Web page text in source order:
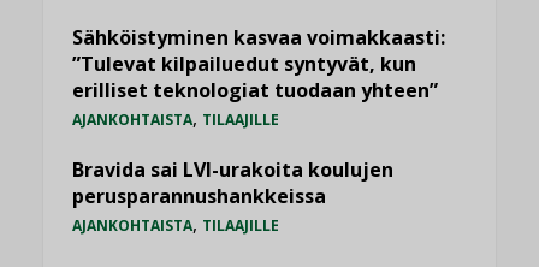
Sähköistyminen kasvaa voimakkaasti:
”Tulevat kilpailuedut syntyvät, kun
erilliset teknologiat tuodaan yhteen”
AJANKOHTAISTA, TILAAJILLE
Bravida sai LVI-urakoita koulujen
perusparannushankkeissa
AJANKOHTAISTA, TILAAJILLE